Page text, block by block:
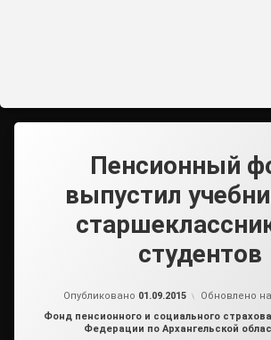
Пенсионный
выпустил
студентов
Опубликовано 01.09.2015 Обновлено на
Рубрики:
Фонд пенсионного и социального
Федерации по Архангельской